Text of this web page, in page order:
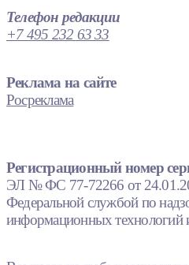
Телефон редакции
+7 495 232 63 33
Реклама на сайте
Росреклама
Регистрационный номер
ЭЛ № ФС 77-72266 от
Федеральной службой по
информационных технологий